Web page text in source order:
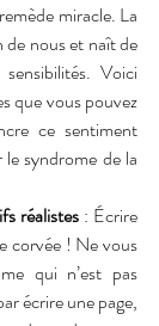
miracle. La
de nous et naît de
Voici
que vous pouvez
ce sentiment
syndrome de la
réalistes : Écrire
corvée ! Ne vous
qui n’est pas
écrire une page,